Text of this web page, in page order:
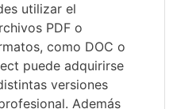
utilizar el
PDF o
como DOC o
puede adquirirse
versiones
Además